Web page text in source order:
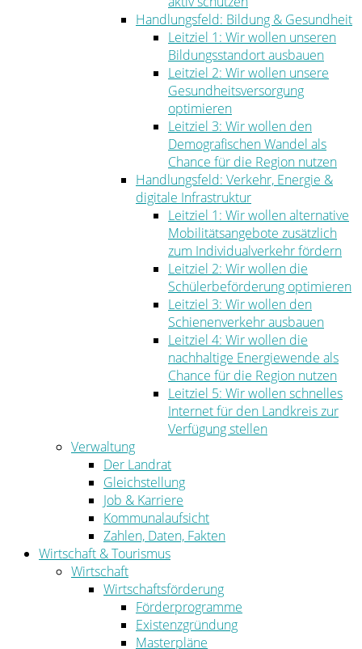
Handlungsfeld: Bildung & Gesundheit
Leitziel 1: Wir wollen unseren
Bildungsstandort ausbauen
Leitziel 2: Wir wollen unsere
Gesundheitsversorgung
optimieren
Leitziel 3: Wir wollen den
Demografischen Wandel als
Chance für die Region nutzen
Handlungsfeld: Verkehr, Energie &
digitale Infrastruktur
Leitziel 1: Wir wollen alternative
Mobilitätsangebote zusätzlich
zum Individualverkehr fördern
Leitziel 2: Wir wollen die
Schülerbeförderung optimieren
Leitziel 3: Wir wollen den
Schienenverkehr ausbauen
Leitziel 4: Wir wollen die
nachhaltige Energiewende als
Chance für die Region nutzen
Leitziel 5: Wir wollen schnelles
Internet für den Landkreis zur
Verfügung stellen
Verwaltung
Der Landrat
Gleichstellung
Job & Karriere
Kommunalaufsicht
Zahlen, Daten, Fakten
Wirtschaft & Tourismus
Wirtschaft
Wirtschaftsförderung
Förderprogramme
Existenzgründung
Masterpläne